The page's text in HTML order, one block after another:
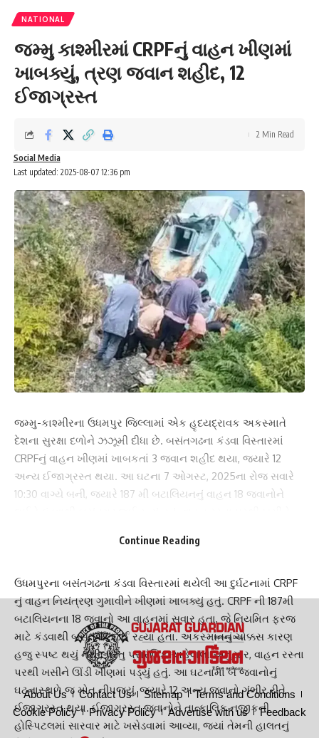
NATIONAL
જમ્મુ કાશ્મીરમાં CRPFનું વાહન ખીણમાં
ખાબક્યું, ત્રણ જવાન શહીદ, 12
ઈજાગ્રસ્ત
Last updated: 2025-08-07 12:36 pm
Social Media
2 Min Read
જમ્મુ-કાશ્મીરના ઉધમપુર જિલ્લામાં એક હૃદયદ્રાવક અકસ્માતે
દેશના સુરક્ષા દળોને ઝઝૂમી દીધા છે. બસંતગઢના કંડવા વિસ્તારમાં
CRPFનું વાહન ખીણમાં ખાબકતાં 3 જવાન શહીદ થયા, જ્યારે 12
અન્ય ઈજાગ્રસ્ત થયા. આ ઘટના 7 ઓગસ્ટ, 2025ના રોજ સવારે
10:30 વાગ્યે બની, જ્યારે 187 મી બટાલિયનનું વાહન 18 જવાનોને
ઘટનાએ સુરક્ષા દળોની સલામતી અને પડકારજનક ભૂપ્રદેશમાં વાહન
ઉધમપુરના બસંતગઢના કંડવા વિસ્તારમાં થયેલી આ દુર્ઘટનામાં CRPF
નું વાહન નિયંત્રણ ગુમાવીને ખીણમાં ખાબક્યું હતું. CRPF ની 187મી
બટાલિયનના 18 જવાનો આ વાહનમાં સવાર હતા, જે નિયમિત ફરજ
માટે કંડવાથી બસંતગઢ જઈ રહ્યા હતા. અકસ્માતનું ચોક્કસ કારણ
હજુ સ્પષ્ટ થયું નથી, પરંતુ પ્રારંભિક અહેવાલો અનુસાર, વાહન રસ્તા
પરથી ખસીને ઊંડી ખીણમાં પડ્યું હતું. આ ઘટનામાં બે જવાનોનું
ઘટનાસ્થળે જ મોત નીપજ્યું, જ્યારે 12 અન્ય જવાનો ગંભીર રીતે
ઈજાગ્રસ્ત થયા. ઈજાગ્રસ્ત જવાનોને તાત્કાલિક નજીકની
હોસ્પિટલમાં સારવાર માટે ખસેડવામાં આવ્યા, જ્યાં તેમની હાલતનું
Continue Reading
About Us Contact Us Sitemap
Terms and Conditions
Cookie Policy
Privacy Policy Advertise with us Feedback